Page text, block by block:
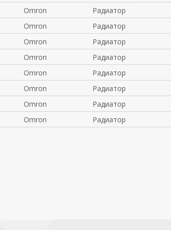
Omron Радиатор
Omron Радиатор
Omron Радиатор
Omron Радиатор
Omron Радиатор
Omron Радиатор
Omron Радиатор
Omron Радиатор